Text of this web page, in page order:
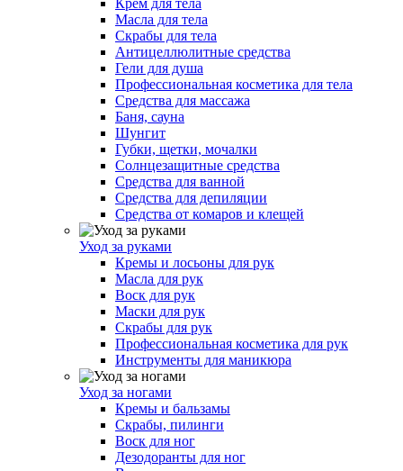
Крем для тела
Масла для тела
Скрабы для тела
Антицеллюлитные средства
Гели для душа
Профессиональная косметика для тела
Средства для массажа
Баня, сауна
Шунгит
Губки, щетки, мочалки
Солнцезащитные средства
Средства для ванной
Средства для депиляции
Средства от комаров и клещей
Уход за руками
Кремы и лосьоны для рук
Масла для рук
Воск для рук
Маски для рук
Скрабы для рук
Профессиональная косметика для рук
Инструменты для маникюра
Уход за ногами
Кремы и бальзамы
Скрабы, пилинги
Воск для ног
Дезодоранты для ног